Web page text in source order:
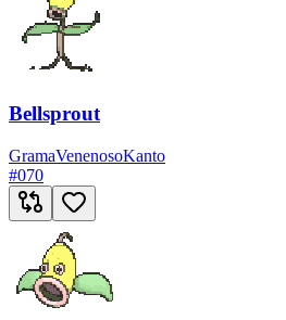
Bellsprout
GramaVenenosoKanto
#070